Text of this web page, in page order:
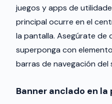
juegos y apps de
principal ocurre en el
la pantalla. Asegúrate de
superponga con
barras de navegación del
Banner anclado en